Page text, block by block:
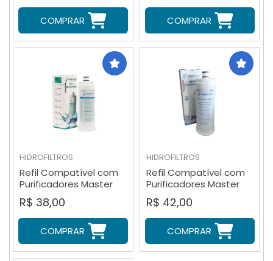
COMPRAR COMPRAR
HIDROFILTROS
Refil Compatível com
Purificadores Master
Frio Rótulo Azul
R$ 38,00
COMPRAR
HIDROFILTROS
Refil Compatível com
Purificadores Master
Frio Rótulo Branco
R$ 42,00
COMPRAR